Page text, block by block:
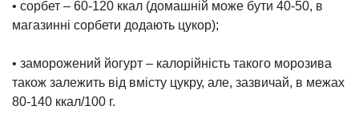
• сорбет – 60-120 ккал (домашній може бути 40-50, в
магазинні сорбети додають цукор);
• заморожений йогурт – калорійність такого морозива
також залежить від вмісту цукру, але, зазвичай, в межах
80-140 ккал/100 г.